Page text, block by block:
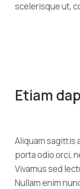
scelerisque ut,
Etiam
Aliquam sagittis
porta odio orci,
Vivamus sed
Nullam enim